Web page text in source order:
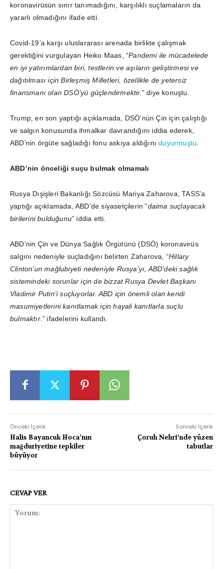
koronavirüsün sınır tanımadığını, karşılıklı suçlamaların da
yararlı olmadığını ifade etti.
Covid-19’a karşı uluslararası arenada birlikte çalışmak
gerektiğini vurgulayan Heiko Maas, “Pandemi ile mücadelede
en iyi yatırımlardan biri, testlerin ve aşıların geliştirmesi ve
dağıtılması için Birleşmiş Milletleri, özellikle de yetersiz
finansmanı olan DSÖ’yü güçlendirmektir. ” diye konuştu.
Trump, en son yaptığı açıklamada, DSÖ’nün Çin için çalıştığı
ve salgın konusunda ihmalkar davrandığını iddia ederek,
ABD’nin örgüte sağladığı fonu askıya aldığınıduyurmuştu
ABD’nin önceliği suçu bulmak olmamalı
Rusya Dışişleri Bakanlığı Sözcüsü Mariya Zaharova, TASS’a
yaptığı açıklamada, ABD’de siyasetçilerin “daima suçlayacak
birilerini bulduğunu” iddia etti.
ABD’nin Çin ve Dünya Sağlık Örgütünü (DSÖ) koronavirüs
salgını nedeniyle suçladığını belirten Zaharova, “Hillary
Clinton’un mağlubiyeti nedeniyle Rusya’yı, ABD’deki sağlık
sistemindeki sorunlar için de bizzat Rusya Devlet Başkanı
Vladimir Putin’i suçluyorlar. ABD için önemli olan kendi
masumiyetlerini kanıtlamak için hayali kanıtlarla suçlu
bulmaktır.” ifadelerini kullandı.
Önceki İçerik
Halis Bayancuk Hoca’nın
mağduriyetine tepkiler
büyüyor
Sonraki İçerik
Çoruh Nehri’nde yüzen
tabutlar
CEVAP VER